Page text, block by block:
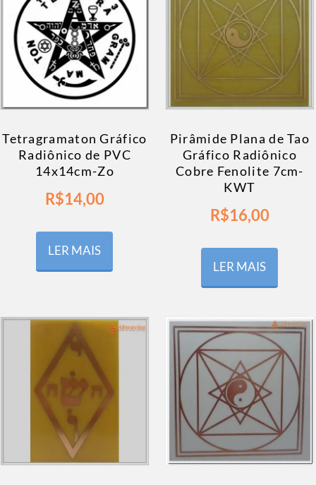
Tetragramaton Gráfico
Radiônico de PVC
14x14cm-Zo
R$14,00
LER MAIS
Pirâmide Plana de Tao
Gráfico Radiônico
Cobre Fenolite 7cm-
KWT
R$16,00
LER MAIS